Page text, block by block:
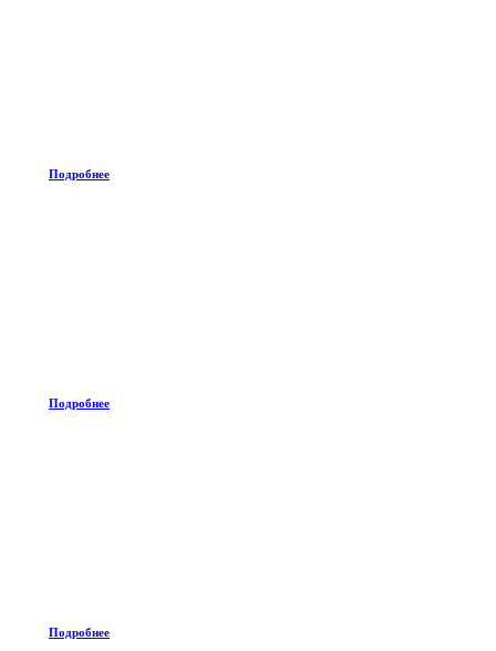
Подробнее
Подробнее
Подробнее